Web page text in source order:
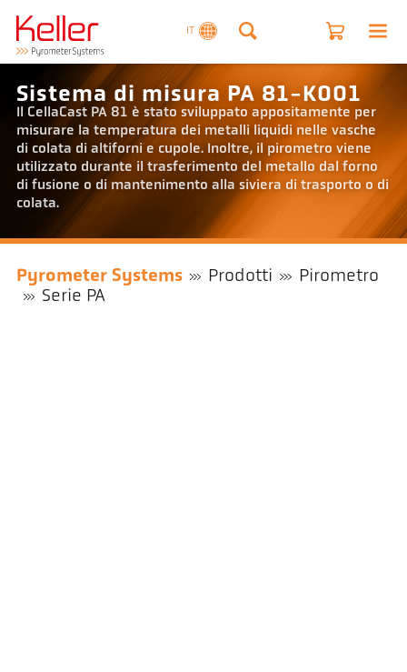
IT
Sistema di misura PA 81-K001
Il CellaCast PA 81 è stato sviluppato appositamente per
misurare la temperatura dei metalli liquidi nelle vasche
di colata di altiforni e cupole. Inoltre, il pirometro viene
utilizzato durante il trasferimento del metallo dal forno
di fusione o di mantenimento alla siviera di trasporto o di
colata.
Pyrometer Systems Prodotti
Pirometro
Serie PA